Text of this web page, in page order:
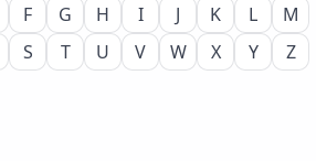
F G H I J K L
M
S T U V W X Y
Z